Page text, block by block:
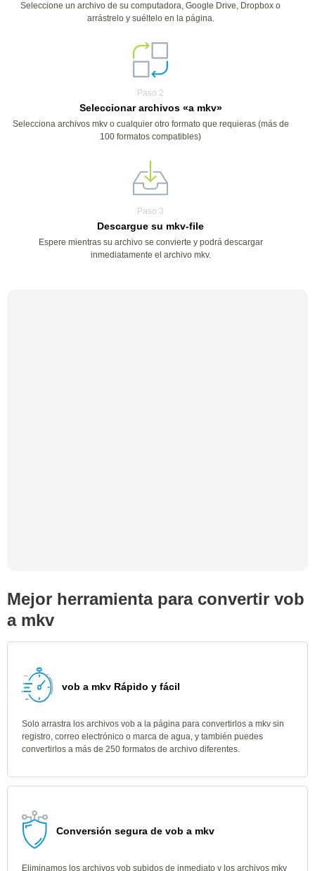
Seleccione un archivo de su computadora, Google Drive, Dropbox o
arrástrelo y suéltelo en la página.
Paso 2
Seleccionar archivos «a mkv»
Selecciona archivos mkv o cualquier otro formato que requieras (más de
100 formatos compatibles)
Paso 3
Descargue su mkv-file
Espere mientras su archivo se convierte y podrá descargar
inmediatamente el archivo mkv.
Mejor herramienta para convertir vob
a mkv
vob a mkv Rápido y fácil
Solo arrastra los archivos vob a la página para convertirlos a mkv sin
registro, correo electrónico o marca de agua, y también puedes
convertirlos a más de 250 formatos de archivo diferentes.
Conversión segura de vob a mkv
Eliminamos los archivos vob subidos de inmediato y los archivos mkv